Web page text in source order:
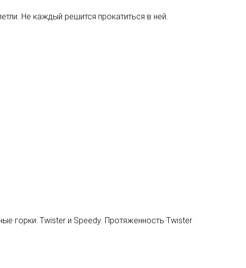
Не каждый решится прокатиться в ней.
горки: Twister и Speedy. Протяженность Twister